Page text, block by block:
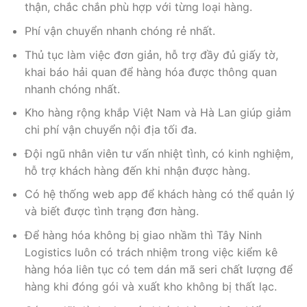
thận, chắc chắn phù hợp với từng loại hàng.
Phí vận chuyển nhanh chóng rẻ nhất.
Thủ tục làm việc đơn giản, hỗ trợ đầy đủ giấy tờ,
khai báo hải quan để hàng hóa được thông quan
nhanh chóng nhất.
Kho hàng rộng khắp Việt Nam và Hà Lan giúp giảm
chi phí vận chuyển nội địa tối đa.
Đội ngũ nhân viên tư vấn nhiệt tình, có kinh nghiệm,
hỗ trợ khách hàng đến khi nhận được hàng.
Có hệ thống web app để khách hàng có thể quản lý
và biết được tình trạng đơn hàng.
Để hàng hóa không bị giao nhầm thì Tây Ninh
Logistics luôn có trách nhiệm trong việc kiểm kê
hàng hóa liên tục có tem dán mã seri chất lượng để
hàng khi đóng gói và xuất kho không bị thất lạc.